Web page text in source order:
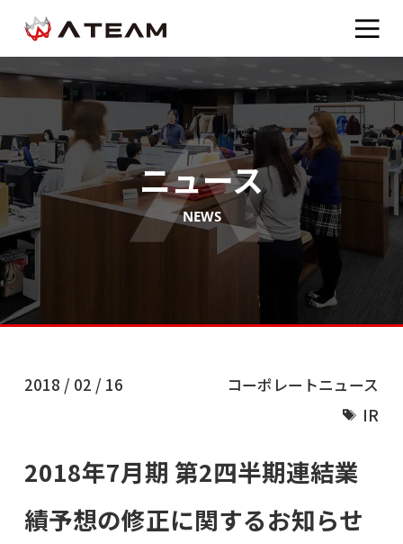
ニュース
NEWS
2018 / 02 / 16
コーポレートニュース
IR
2018年7月期 第2四半期連結業
績予想の修正に関するお知らせ